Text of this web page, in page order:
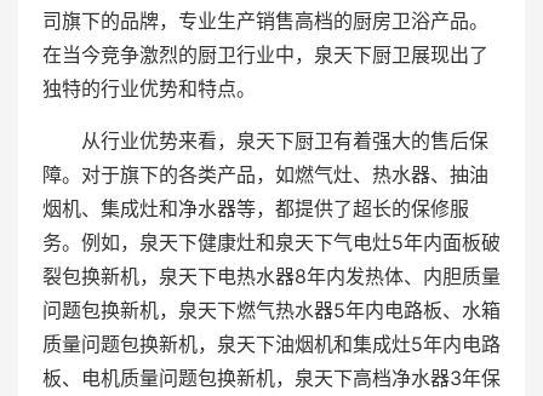
司旗下的品牌，专业生产销售高档的厨房卫浴产品。
在当今竞争激烈的厨卫行业中，泉天下厨卫展现出了
独特的行业优势和特点。
从行业优势来看，泉天下厨卫有着强大的售后保
障。对于旗下的各类产品，如燃气灶、热水器、抽油
烟机、集成灶和净水器等，都提供了超长的保修服
务。例如，泉天下健康灶和泉天下气电灶5年内面板破
裂包换新机，泉天下电热水器8年内发热体、内胆质量
问题包换新机，泉天下燃气热水器5年内电路板、水箱
质量问题包换新机，泉天下油烟机和集成灶5年内电路
板、电机质量问题包换新机，泉天下高档净水器3年保